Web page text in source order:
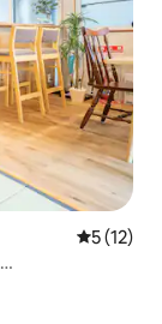
5 de uma
5 (12)